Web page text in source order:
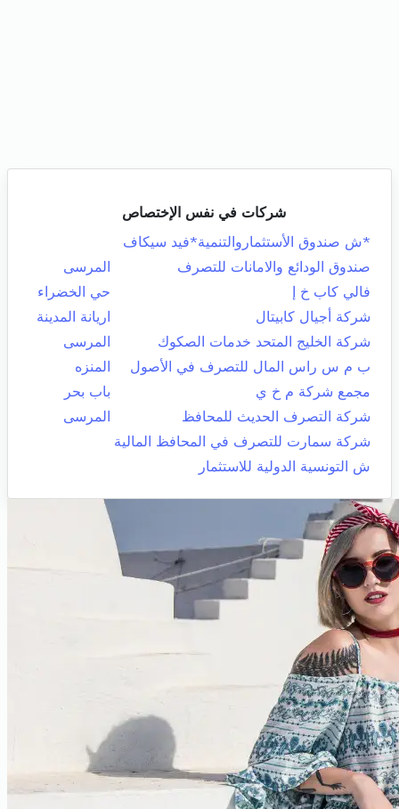
شركات في نفس الإختصاص
*ش صندوق الأستثماروالتنمية*فيد سيكاف
صندوق الودائع والامانات للتصرف
المرسى
فالي كاب خ إ
حي الخضراء
شركة أجيال كابيتال
اريانة المدينة
شركة الخليج المتحد خدمات الصكوك
المرسى
ب م س راس المال للتصرف في الأصول
المنزه
مجمع شركة م خ ي
باب بحر
شركة التصرف الحديث للمحافظ
المرسى
شركة سمارت للتصرف في المحافظ المالية
ش التونسية الدولية للاستثمار